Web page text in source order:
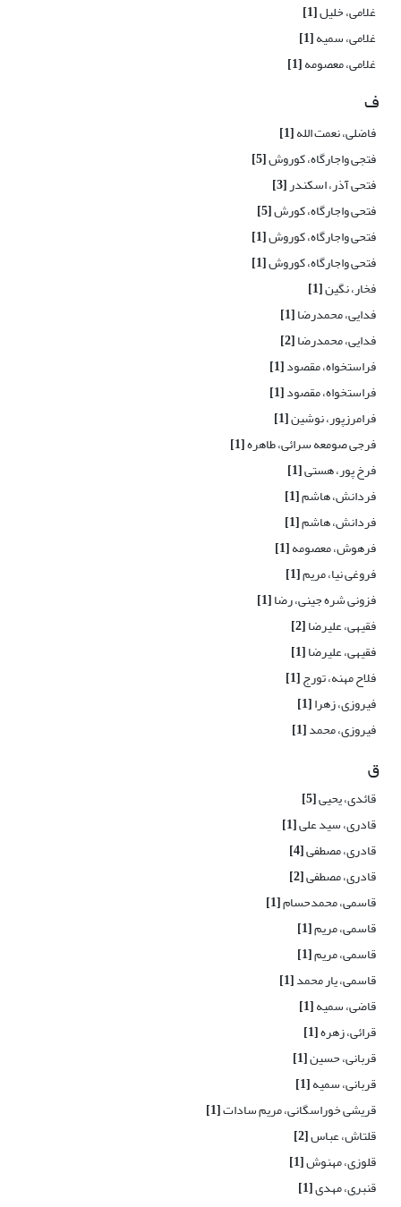
غلامی، خلیل[1]
غلامی، سمیه[1]
غلامی، معصومه[1]
ف
فاضلی، نعمت الله[1]
فتجی واجارگاه، کوروش[5]
فتحی آذر، اسکندر[3]
فتحی واجارگاه، کورش[5]
فتحی واجارگاه، کوروش[1]
فتحی واجارگاه، کوروش[1]
فخار، نگین[1]
فدایی، محمدرضا[1]
فدایی، محمدرضا[2]
فراستخواه، مقصود[1]
فراستخواه، مقصود[1]
فرامرزپور، نوشین[1]
فرجی صومعه سرائی، طاهره[1]
فرخ پور، هستی[1]
فردانش، هاشم[1]
فردانش، هاشم[1]
فرهوش، معصومه[1]
فروغی نیا، مریم[1]
فزونی شره جینی، رضا[1]
فقیهی، علیرضا[2]
فقیهی، علیرضا[1]
فلاح مهنه، تورج[1]
فیروزی، زهرا[1]
فیروزی، محمد[1]
ق
قائدی، یحیی[5]
قادری، سید علی[1]
قادری، مصطفی[4]
قادری، مصطفی[2]
قاسمی، محمدحسام[1]
قاسمی، مریم[1]
قاسمی، مریم[1]
قاسمی، یار محمد[1]
قاضی، سمیه[1]
قرائی، زهره[1]
قربانی، حسین[1]
قربانی، سمیه[1]
قریشی خوراسگانی، مریم سادات[1]
قلتاش، عباس[2]
قلوزی، مهنوش[1]
قنبری، مهدی[1]